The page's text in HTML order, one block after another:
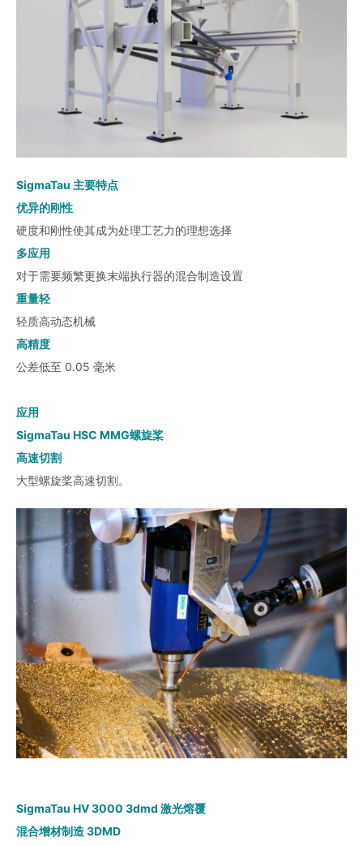
SigmaTau 主要特点
优异的刚性
硬度和刚性使其成为处理工艺力的理想选择
多应用
对于需要频繁更换末端执行器的混合制造设置
重量轻
轻质高动态机械
高精度
公差低至 0.05 毫米
应用
SigmaTau HSC MMG螺旋桨
高速切割
大型螺旋桨高速切割。
SigmaTau HV 3000 3dmd 激光熔覆
混合增材制造 3DMD